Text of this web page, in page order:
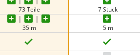
73 Teile 7 Stück
35 m 5 m